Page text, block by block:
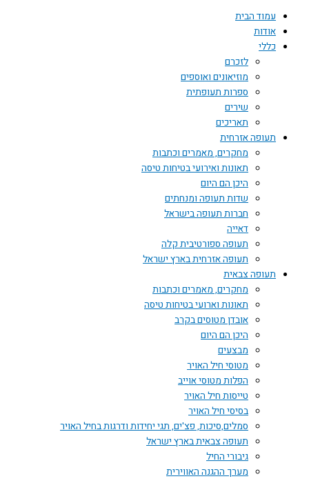
עמוד הבית
אודות
כללי
לזכרם
מוזיאונים ואוספים
ספרות תעופתית
שירים
תאריכים
תעופה אזרחית
מחקרים, מאמרים וכתבות
תאונות ואירועי בטיחות טיסה
היכן הם היום
שדות תעופה ומנחתים
חברות תעופה בישראל
דאייה
תעופה ספורטיבית קלה
תעופה אזרחית בארץ ישראל
תעופה צבאית
מחקרים, מאמרים וכתבות
תאונות וארועי בטיחות טיסה
אובדן מטוסים בקרב
היכן הם היום
מבצעים
מטוסי חיל האויר
הפלות מטוסי אוייב
טייסות חיל האויר
בסיסי חיל האויר
סמלים,סיכות, פצ'ים, תגי יחידות ודרגות בחיל האויר
תעופה צבאית בארץ ישראל
גיבורי החיל
מערך ההגנה האווירית